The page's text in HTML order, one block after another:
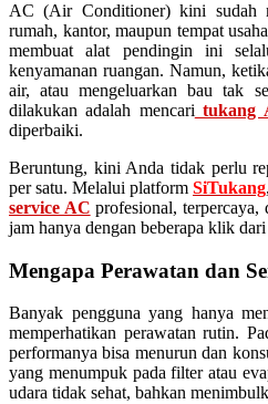
AC (Air Conditioner) kini sudah
rumah, kantor, maupun tempat
membuat alat pendingin ini
kenyamanan ruangan. Namun,
air, atau mengeluarkan bau tak
dilakukan adalah mencari tukang
diperbaiki.
Beruntung, kini Anda tidak perlu
per satu. Melalui platform SiTukang
service AC profesional, terpercaya,
jam hanya dengan beberapa klik
Mengapa Perawatan dan
Banyak pengguna yang hanya
memperhatikan perawatan rutin.
performanya bisa menurun dan
yang menumpuk pada filter atau
udara tidak sehat, bahkan